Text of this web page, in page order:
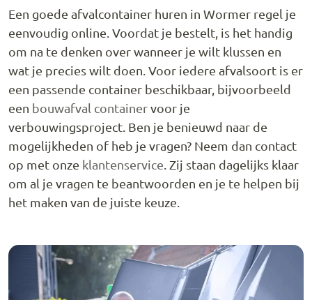
Een goede afvalcontainer huren in Wormer regel je
eenvoudig online. Voordat je bestelt, is het handig
om na te denken over wanneer je wilt klussen en
wat je precies wilt doen. Voor iedere afvalsoort is er
een passende container beschikbaar, bijvoorbeeld
een bouwafval containervoor je
verbouwingsproject. Ben je benieuwd naar de
mogelijkheden of heb je vragen? Neem dan contact
op met onze klantenservice . Zij staan dagelijks klaar
om al je vragen te beantwoorden en je te helpen bij
het maken van de juiste keuze.